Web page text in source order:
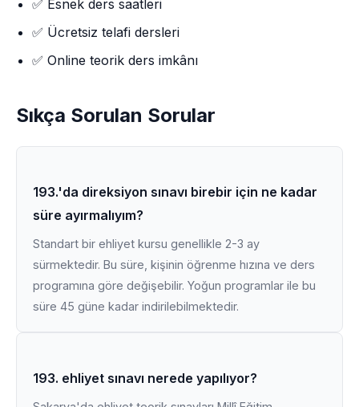
✅ Esnek ders saatleri
✅ Ücretsiz telafi dersleri
✅ Online teorik ders imkânı
Sıkça Sorulan Sorular
193.'da direksiyon sınavı birebir için ne kadar
süre ayırmalıyım?
Standart bir ehliyet kursu genellikle 2-3 ay
sürmektedir. Bu süre, kişinin öğrenme hızına ve ders
programına göre değişebilir. Yoğun programlar ile bu
süre 45 güne kadar indirilebilmektedir.
193. ehliyet sınavı nerede yapılıyor?